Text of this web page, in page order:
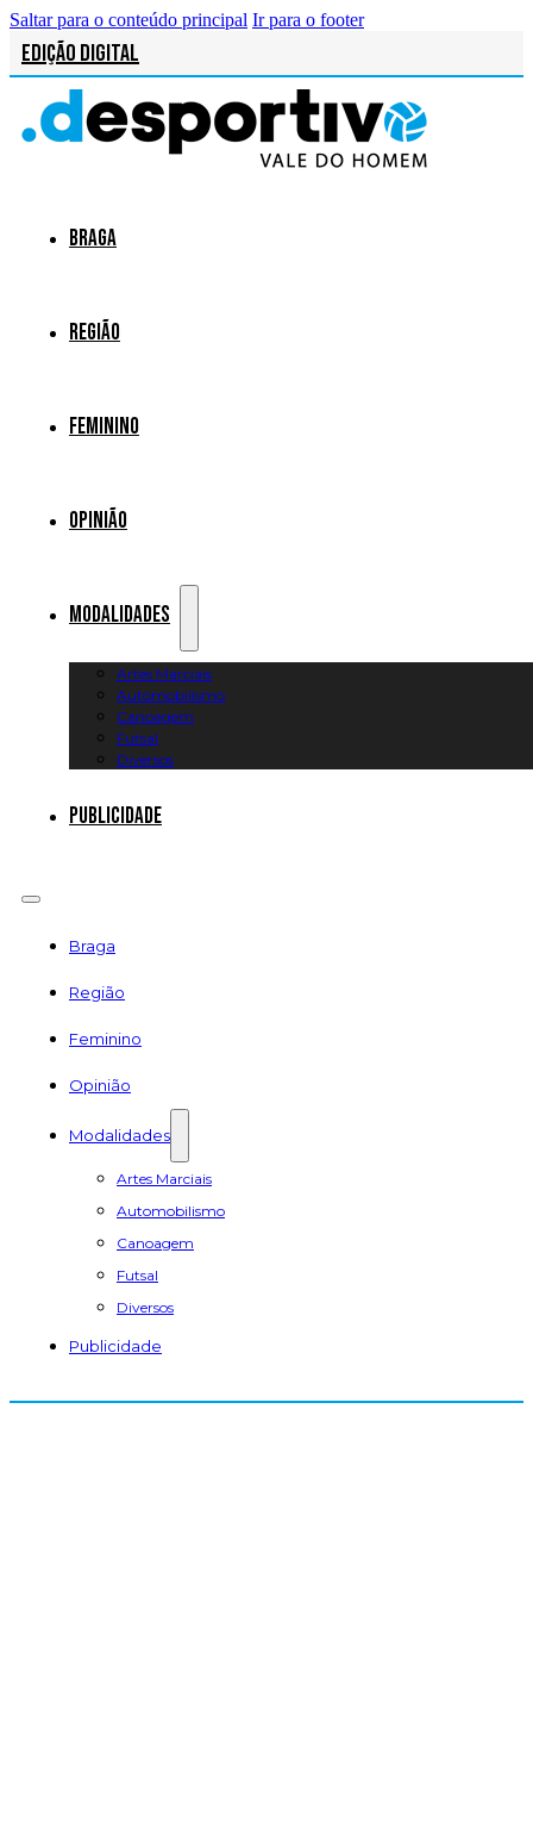
Saltar para o conteúdo principal Ir para o footer
Edição Digital
Braga
Região
Feminino
Opinião
Modalidades
Artes Marciais
Automobilismo
Canoagem
Futsal
Diversos
Publicidade
Braga
Região
Feminino
Opinião
Modalidades
Artes Marciais
Automobilismo
Canoagem
Futsal
Diversos
Publicidade